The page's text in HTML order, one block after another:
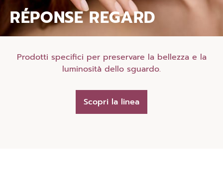
RÉPONSE REGARD
Prodotti specifici per preservare la bellezza e la
luminosità dello sguardo.
Scopri la linea